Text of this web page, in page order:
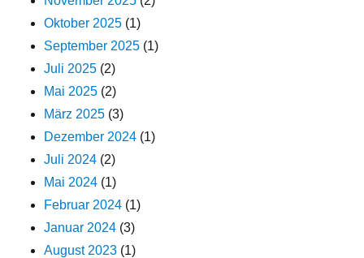
Oktober 2025 (1)
September 2025 (1)
Juli 2025 (2)
Mai 2025 (2)
März 2025 (3)
Dezember 2024 (1)
Juli 2024 (2)
Mai 2024 (1)
Februar 2024 (1)
Januar 2024 (3)
August 2023 (1)